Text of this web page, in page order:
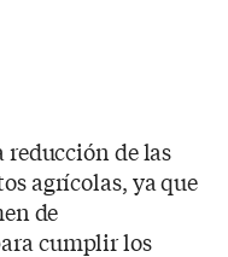
reducción de las
agrícolas, ya que
de
cumplir los